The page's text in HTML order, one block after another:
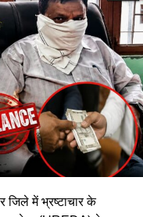
जिले में भ्रष्टाचार के